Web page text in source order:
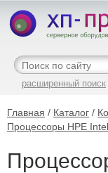
расширенный поиск
Главная / Каталог /
Процессоры HPE